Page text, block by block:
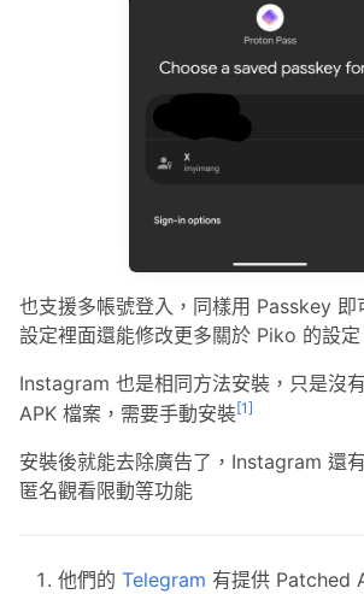
也支援多帳號登入，同樣用 Passkey 即
設定裡面還能修改更多關於 Piko 的設定
Instagram 也是相同方法安裝，只是沒
APK 檔案，需要手動安裝[1]
安裝後就能去除廣告了，Instagram 還
匿名觀看限動等功能
他們的 Telegram 有提供 Patched